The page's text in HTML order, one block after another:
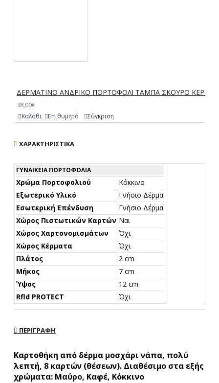
ΔΕΡΜΑΤΙΝΟ ΑΝΔΡΙΚΟ ΠΟΡΤΟΦΟΛΙ ΤΑΜΠΑ ΣΚΟΥΡΟ ΚΕΡΙΟΥ
38,00€
Καλάθι Επιθυμητό Σύγκριση
ΧΑΡΑΚΤΗΡΙΣΤΙΚΆ
ΓΥΝΑΙΚΕΊΑ ΠΟΡΤΟΦΌΛΙΑ
Χρώμα Πορτοφολιού
Κόκκινο
Εξωτερικό Υλικό
Γνήσιο Δέρμα
Εσωτερική Επένδυση
Γνήσιο Δέρμα
Χώρος Πιστωτικών Καρτών Ναι
Χώρος Χαρτονομισμάτων
Όχι
Χώρος Κέρματα
Όχι
Πλάτος
2 cm
Μήκος
7 cm
Ύψος
12 cm
Rfld PROTECT
Όχι
ΠΕΡΙΓΡΑΦΉ
Καρτοθήκη από δέρμα μοσχάρι νάπα, πολύ
λεπτή, 8 καρτών (θέσεων). Διαθέσιμο στα εξής
χρώματα: Μαύρο, Καφέ, Κόκκινο